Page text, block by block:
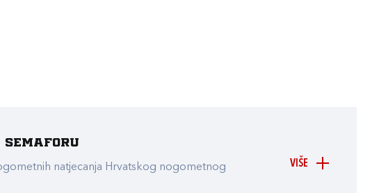
VIŠE
natjecanja Hrvatskog nogometnog